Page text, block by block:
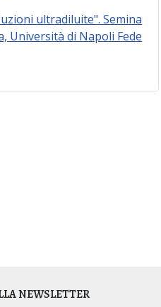
ultradiluite". Semina
Università di Napoli Fede
NEWSLETTER